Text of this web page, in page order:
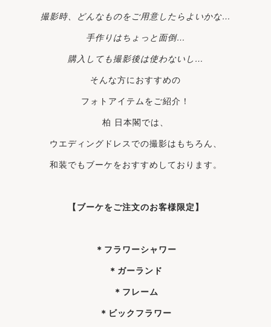
撮影時、どんなものをご用意したらよいかな…
手作りはちょっと面倒…
購入しても撮影後は使わないし…
そんな方におすすめの
フォトアイテムをご紹介！
柏 日本閣では、
ウエディングドレスでの撮影はもちろん、
和装でもブーケをおすすめしております。
【ブーケをご注文のお客様限定】
＊フラワーシャワー
＊ガーランド
＊フレーム
＊ビックフラワー